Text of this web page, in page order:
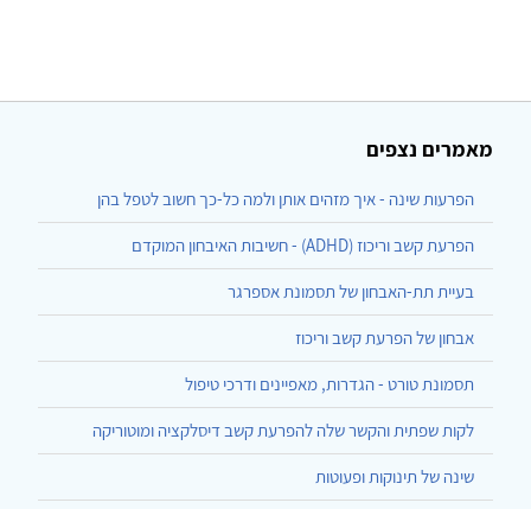
מאמרים נצפים
הפרעות שינה - איך מזהים אותן ולמה כל-כך חשוב לטפל בהן
הפרעת קשב וריכוז (ADHD) - חשיבות האיבחון המוקדם
בעיית תת-האבחון של תסמונת אספרגר
אבחון של הפרעת קשב וריכוז
תסמונת טורט - הגדרות, מאפיינים ודרכי טיפול
לקות שפתית והקשר שלה להפרעת קשב דיסלקציה ומוטוריקה
שינה של תינוקות ופעוטות